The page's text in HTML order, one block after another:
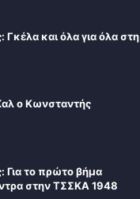
Γκέλα και όλα για όλα στη
ο Κωνσταντής
Για το πρώτο βήμα
στην ΤΣΣΚΑ 1948